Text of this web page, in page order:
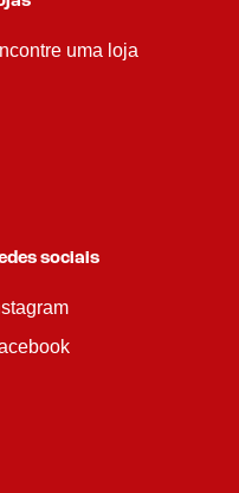
uma loja
sociais